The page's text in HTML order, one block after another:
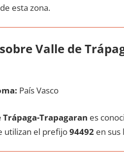
esta zona.
Valle dе
País Vasco
Trápaga-Trapagaran es
utilizan el prefijo94492en sus